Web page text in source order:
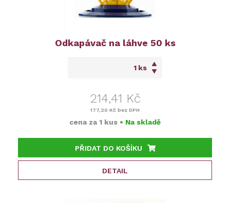
Odkapávač na láhve 50 ks
ks
214,41 Kč
177,20 Kč bez DPH
cena za 1 kus • Na skladě
PŘIDAT DO KOŠÍKU
DETAIL